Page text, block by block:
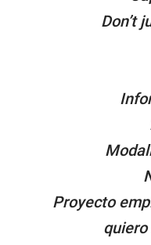
Don’t
Proyecto